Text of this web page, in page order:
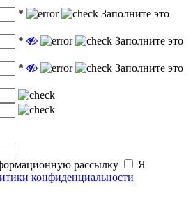
*
Заполните это
*
Заполните это
*
Заполните это
рассылку
Я
конфиденциальности